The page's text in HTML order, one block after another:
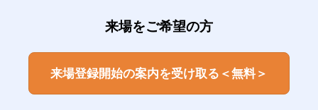
来場をご希望の方
来場登録開始の案内を受け取る＜無料＞